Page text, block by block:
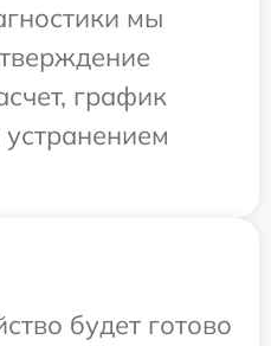
мы
график
будет готово